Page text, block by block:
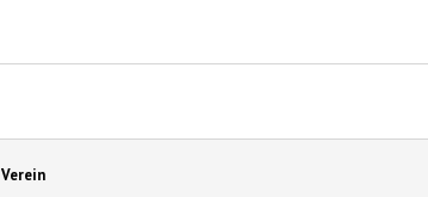
Verein